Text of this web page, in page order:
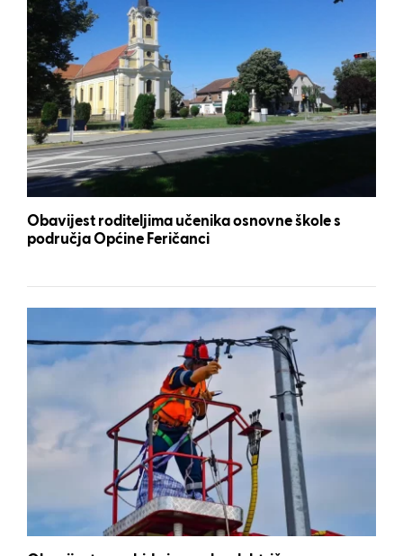
Obavijest roditeljima učenika osnovne škole s
područja Općine Feričanci